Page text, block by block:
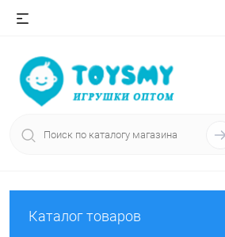
Каталог товаров